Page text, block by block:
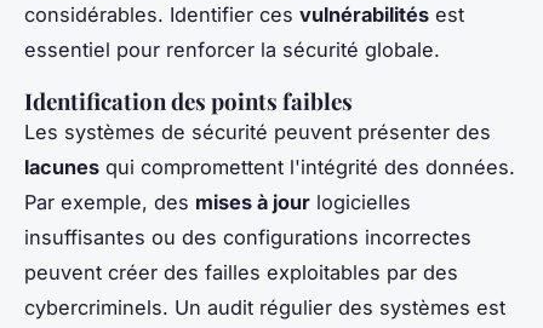
considérables. Identifier ces vulnérabilités est
essentiel pour renforcer la sécurité globale.
Identification des points faibles
Les systèmes de sécurité peuvent présenter des
lacunes qui compromettent l'intégrité des données.
Par exemple, des mises à jour logicielles
insuffisantes ou des configurations incorrectes
peuvent créer des failles exploitables par des
cybercriminels. Un audit régulier des systèmes est